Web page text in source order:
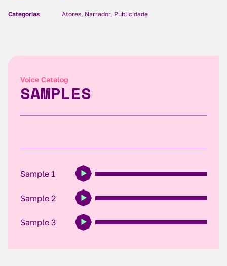
Categorias Atores, Narrador, Publicidade
Voice Catalog
SAMPLES
Sample 1
Sample 2
Sample 3